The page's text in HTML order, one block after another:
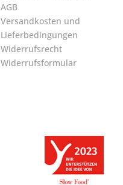
AGB
Versandkosten und
Lieferbedingungen
Widerrufsrecht
Widerrufsformular